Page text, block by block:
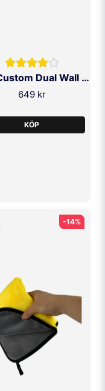
BBV Custom Dual Wall Hanger
649 kr
KÖP
-14%